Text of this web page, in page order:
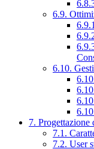
6.9.
6.10.
7. Progettazione
7.1.
7.2. User